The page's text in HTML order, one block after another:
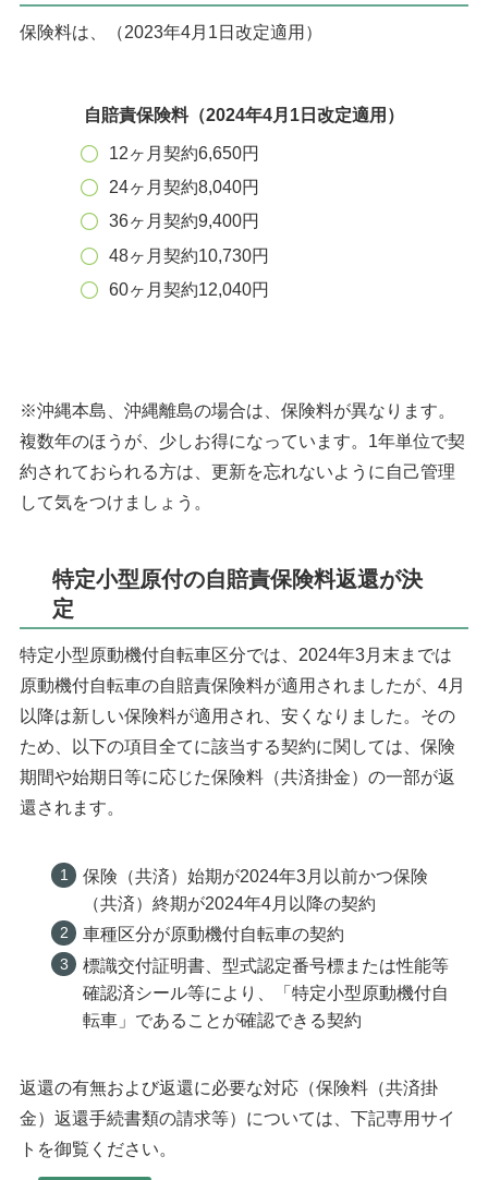
保険料は、（2023年4月1日改定適用）
自賠責保険料（2024年4月1日改定適用）
12ヶ月契約6,650円
24ヶ月契約8,040円
36ヶ月契約9,400円
48ヶ月契約10,730円
60ヶ月契約12,040円
※沖縄本島、沖縄離島の場合は、保険料が異なります。
複数年のほうが、少しお得になっています。1年単位で契
約されておられる方は、更新を忘れないように自己管理
して気をつけましょう。
特定小型原付の自賠責保険料返還が決
定
特定小型原動機付自転車区分では、2024年3月末までは
原動機付自転車の自賠責保険料が適用されましたが、4月
以降は新しい保険料が適用され、安くなりました。その
ため、以下の項目全てに該当する契約に関しては、保険
期間や始期日等に応じた保険料（共済掛金）の一部が返
還されます。
保険（共済）始期が2024年3月以前かつ保険
（共済）終期が2024年4月以降の契約
車種区分が原動機付自転車の契約
標識交付証明書、型式認定番号標または性能等
確認済シール等により、「特定小型原動機付自
転車」であることが確認できる契約
返還の有無および返還に必要な対応（保険料（共済掛
金）返還手続書類の請求等）については、下記専用サイ
トを御覧ください。